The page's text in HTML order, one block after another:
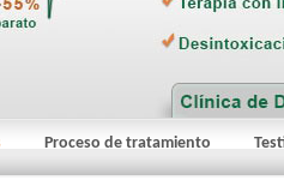
Proceso de tratamiento